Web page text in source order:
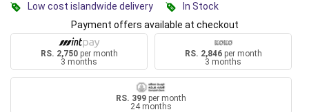
Low cost islandwide delivery
In Stock
Payment offers available at checkout
RS. 2,750per month
3 months
RS. 2,846per month
3 months
RS. 399 per month
24 months